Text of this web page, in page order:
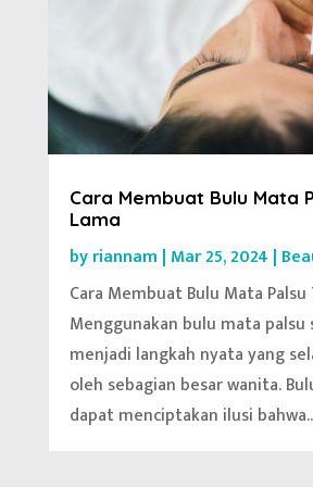
Cara Membuat Bulu Mata
Lama
byriannam | Mar 25, 2024 |
Cara Membuat Bulu Mata Palsu
Menggunakan bulu mata
menjadi langkah nyata yang
oleh sebagian besar wanita.
dapat menciptakan ilusi